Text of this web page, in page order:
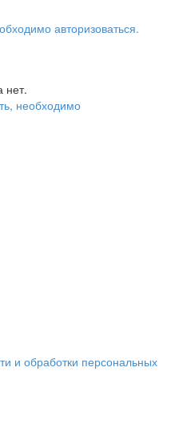
авторизоваться.
нет.
необходимо
и обработки персональных